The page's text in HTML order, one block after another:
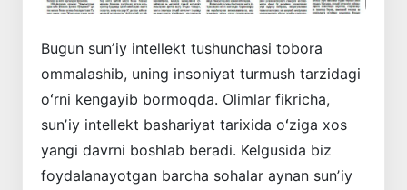
Bugun sunʼiy intellekt tushunchasi tobora
ommalashib, uning insoniyat turmush tarzidagi
oʻrni kengayib bormoqda. Olimlar fikricha,
sunʼiy intellekt bashariyat tarixida oʻziga xos
yangi davrni boshlab beradi. Kelgusida biz
foydalanayotgan barcha sohalar aynan sunʼiy